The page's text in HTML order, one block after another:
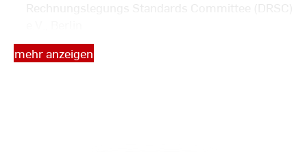
seit 2010: Mitglied der Prüfungskommission für
Wirtschaftsprüfer der Wirtschaftsprüferkammer
mehr anzeigen